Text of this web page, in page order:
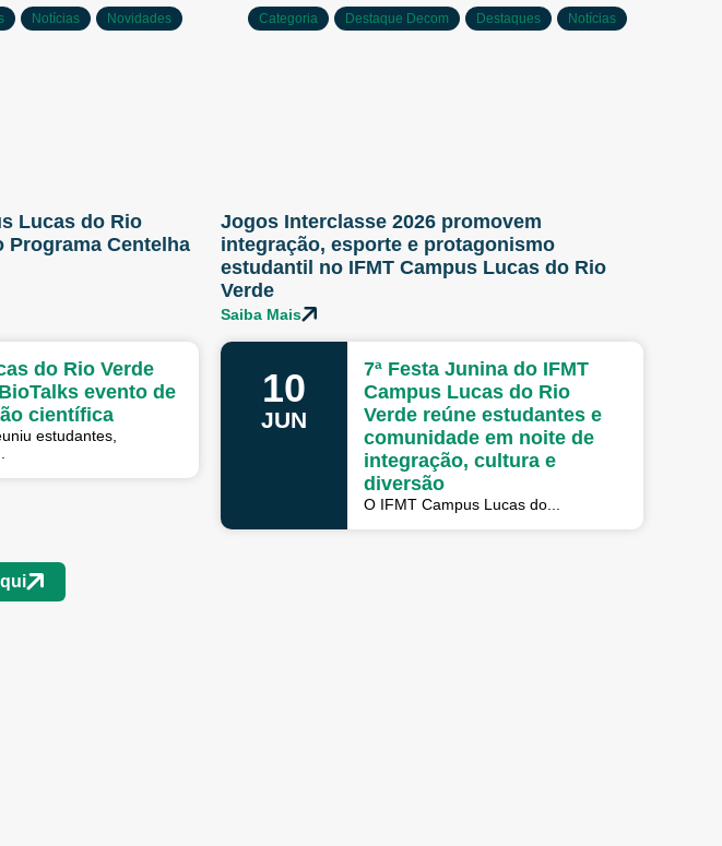
Notícias Novidades
Lucas do Rio
Programa Centelha
Categoria Destaque Decom Destaques Notícias
Jogos Interclasse 2026 promovem
integração, esporte e protagonismo
estudantil no IFMT Campus Lucas do Rio
Verde
Saiba Mais
do Rio Verde
evento de
científica
estudantes,
10
JUN
7ª Festa Junina do IFMT
Campus Lucas do Rio
Verde reúne estudantes e
comunidade em noite de
integração, cultura e
diversão
O IFMT Campus Lucas do...